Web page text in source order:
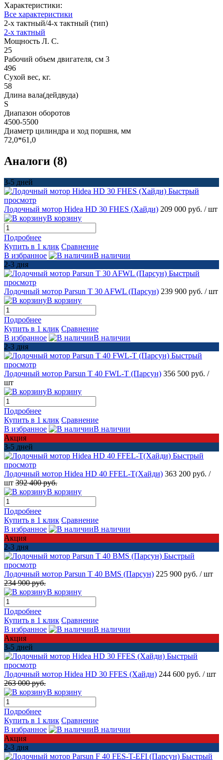
Характеристики:
Все характеристики
2-х тактный/4-х тактный (тип)
2-х тактный
Мощность Л. С.
25
Рабочий объем двигателя, см 3
496
Сухой вес, кг.
58
Длина вала(дейдвуда)
S
Диапазон оборотов
4500-5500
Диаметр цилиндра и ход поршня, мм
72,0*61,0
Аналоги (8)
3-5 дней
Быстрый
просмотр
Лодочный мотор Hidea HD 30 FHES (Хайди) 209 000 руб. / шт
В корзину
Подробнее
Купить в 1 клик Сравнение
В избранное
В наличии
2-3 дня
Быстрый
просмотр
Лодочный мотор Parsun T 30 AFWL (Парсун) 239 900 руб. / шт
В корзину
Подробнее
Купить в 1 клик Сравнение
В избранное
В наличии
2-3 дня
Быстрый
просмотр
Лодочный мотор Parsun T 40 FWL-T (Парсун) 356 500 руб. /
шт
В корзину
Подробнее
Купить в 1 клик Сравнение
В избранное
В наличии
Акция
3-5 дней
Быстрый
просмотр
Лодочный мотор Hidea HD 40 FFEL-T(Хайди) 363 200 руб. /
шт 392 400 руб.
В корзину
Подробнее
Купить в 1 клик Сравнение
В избранное
В наличии
Акция
2-3 дня
Быстрый
просмотр
Лодочный мотор Parsun T 40 BMS (Парсун) 225 900 руб. / шт
234 900 руб.
В корзину
Подробнее
Купить в 1 клик Сравнение
В избранное
В наличии
Акция
3-5 дней
Быстрый
просмотр
Лодочный мотор Hidea HD 30 FFES (Хайди) 244 600 руб. / шт
263 000 руб.
В корзину
Подробнее
Купить в 1 клик Сравнение
В избранное
В наличии
Акция
2-3 дня
Быстрый